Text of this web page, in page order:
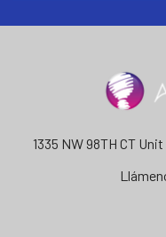
1335 NW 98TH CT